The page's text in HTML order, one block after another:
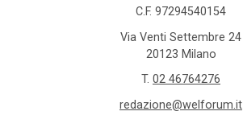
C.F. 97294540154
Via Venti Settembre 24
20123 Milano
T. 02 46764276
redazione@welforum.it